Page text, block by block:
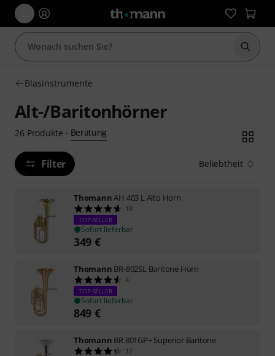
Suche
Blasinstrumente
Alt-/Baritonhörner
26 Produkte · Beratung
Filter Beliebtheit
ThomannAH 403 L Alto Horn
18
TOP-SELLER
Sofort lieferbar
349 €
Thomann BR-802SL Baritone Horn
4
TOP-SELLER
Sofort lieferbar
849 €
Thomann BR 801GP+ Superior Baritone
17